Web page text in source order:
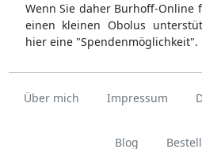
Wenn Sie daher Burhoff-Online
einen kleinen Obolus
hier eine "Spendenmöglichkeit".
Über mich Impressum
Blog